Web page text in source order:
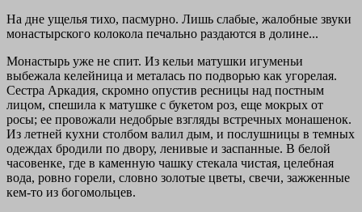
На дне ущелья тихо, пасмурно. Лишь слабые, жалобные звуки
монастырского колокола печально раздаются в долине...
Монастырь уже не спит. Из кельи матушки игуменьи
выбежала келейница и металась по подворью как угорелая.
Сестра Аркадия, скромно опустив ресницы над постным
лицом, спешила к матушке с букетом роз, еще мокрых от
росы; ее провожали недобрые взгляды встречных монашенок.
Из летней кухни столбом валил дым, и послушницы в темных
одеждах бродили по двору, ленивые и заспанные. В белой
часовенке, где в каменную чашку стекала чистая, целебная
вода, ровно горели, словно золотые цветы, свечи, зажженные
кем-то из богомольцев.